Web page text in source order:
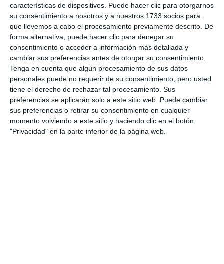
características de dispositivos. Puede hacer clic para otorgarnos
su consentimiento a nosotros y a nuestros 1733 socios para
que llevemos a cabo el procesamiento previamente descrito. De
forma alternativa, puede hacer clic para denegar su
consentimiento o acceder a información más detallada y
cambiar sus preferencias antes de otorgar su consentimiento.
Tenga en cuenta que algún procesamiento de sus datos
personales puede no requerir de su consentimiento, pero usted
tiene el derecho de rechazar tal procesamiento. Sus
preferencias se aplicarán solo a este sitio web. Puede cambiar
sus preferencias o retirar su consentimiento en cualquier
momento volviendo a este sitio y haciendo clic en el botón
"Privacidad" en la parte inferior de la página web.
Mijeños join forces to plant
hope in Los Arenales
ACTUALIDAD
Los mijeños unen fuerzas para
plantar esperanza en Los
Arenales
ACTUALIDAD
WWF y el Ayuntamiento de Mijas